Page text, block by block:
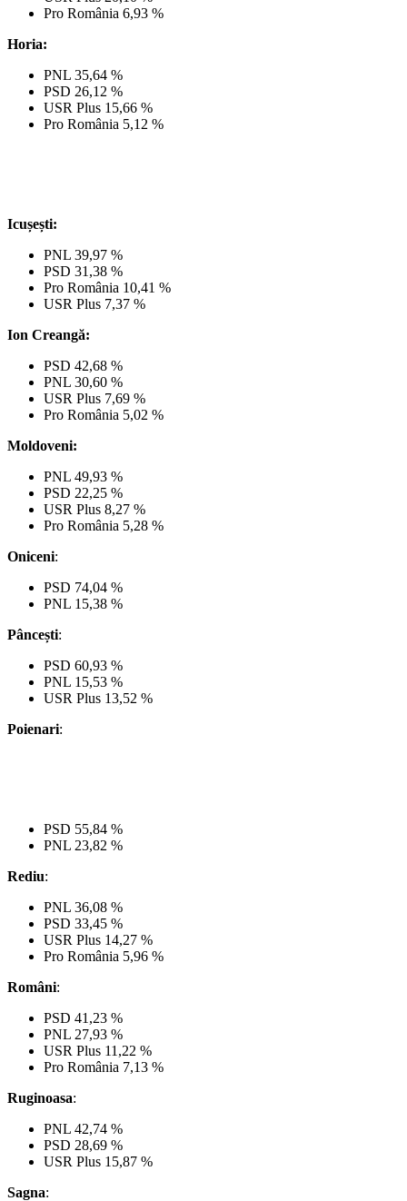
Pro România 6,93 %
Horia:
PNL 35,64 %
PSD 26,12 %
USR Plus 15,66 %
Pro România 5,12 %
Icușești:
PNL 39,97 %
PSD 31,38 %
Pro România 10,41 %
USR Plus 7,37 %
Ion Creangă:
PSD 42,68 %
PNL 30,60 %
USR Plus 7,69 %
Pro România 5,02 %
Moldoveni:
PNL 49,93 %
PSD 22,25 %
USR Plus 8,27 %
Pro România 5,28 %
Oniceni:
PSD 74,04 %
PNL 15,38 %
Pâncești:
PSD 60,93 %
PNL 15,53 %
USR Plus 13,52 %
Poienari:
PSD 55,84 %
PNL 23,82 %
Rediu:
PNL 36,08 %
PSD 33,45 %
USR Plus 14,27 %
Pro România 5,96 %
Români:
PSD 41,23 %
PNL 27,93 %
USR Plus 11,22 %
Pro România 7,13 %
Ruginoasa:
PNL 42,74 %
PSD 28,69 %
USR Plus 15,87 %
Sagna: